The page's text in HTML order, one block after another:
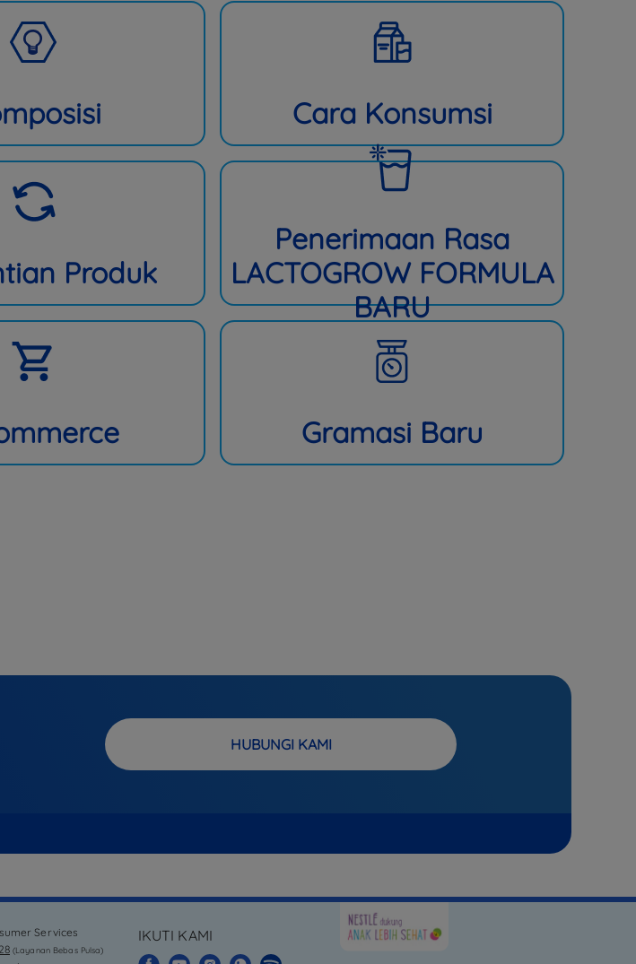
Cara Konsumsi
Produk
Penerimaan Rasa
LACTOGROW FORMULA
BARU
Gramasi Baru
HUBUNGI KAMI
IKUTI KAMI
Services
(Layanan Bebas Pulsa)